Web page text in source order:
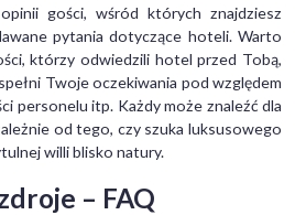
gości, wśród których znajdziesz
pytania dotyczące hoteli. Warto
którzy odwiedzili hotel przed Tobą,
Twoje oczekiwania pod względem
personelu itp. Każdy może znaleźć dla
od tego, czy szuka luksusowego
willi blisko natury.
– FAQ